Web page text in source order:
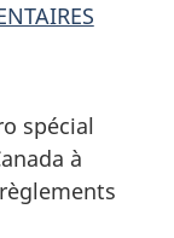
spécial
à